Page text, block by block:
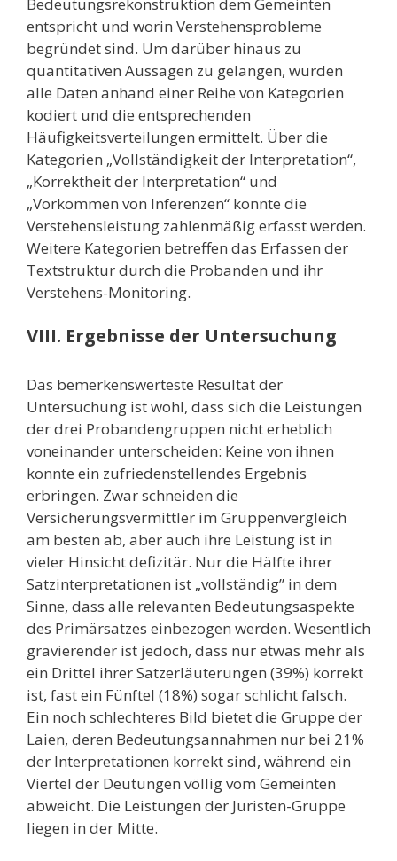
entspricht und worin Verstehensprobleme
begründet sind. Um darüber hinaus zu
quantitativen Aussagen zu gelangen, wurden
alle Daten anhand einer Reihe von Kategorien
kodiert und die entsprechenden
Häufigkeitsverteilungen ermittelt. Über die
Kategorien „Vollständigkeit der Interpretation“,
„Korrektheit der Interpretation“ und
„Vorkommen von Inferenzen“ konnte die
Verstehensleistung zahlenmäßig erfasst werden.
Weitere Kategorien betreffen das Erfassen der
Textstruktur durch die Probanden und ihr
Verstehens-Monitoring.
VIII. Ergebnisse der Untersuchung
Das bemerkenswerteste Resultat der
Untersuchung ist wohl, dass sich die Leistungen
der drei Probandengruppen nicht erheblich
voneinander unterscheiden: Keine von ihnen
konnte ein zufriedenstellendes Ergebnis
erbringen. Zwar schneiden die
Versicherungsvermittler im Gruppenvergleich
am besten ab, aber auch ihre Leistung ist in
vieler Hinsicht defizitär. Nur die Hälfte ihrer
Satzinterpretationen ist „vollständig” in dem
Sinne, dass alle relevanten Bedeutungsaspekte
des Primärsatzes einbezogen werden. Wesentlich
gravierender ist jedoch, dass nur etwas mehr als
ein Drittel ihrer Satzerläuterungen (39%) korrekt
ist, fast ein Fünftel (18%) sogar schlicht falsch.
Ein noch schlechteres Bild bietet die Gruppe der
Laien, deren Bedeutungsannahmen nur bei 21%
der Interpretationen korrekt sind, während ein
Viertel der Deutungen völlig vom Gemeinten
abweicht. Die Leistungen der Juristen-Gruppe
liegen in der Mitte.